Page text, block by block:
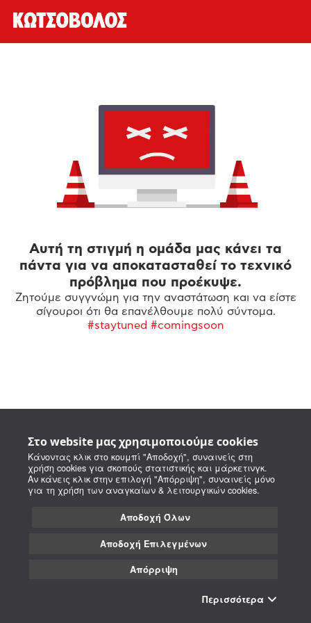
Στο website μας χρησιμοποιούμε cookies
Κάνοντας κλικ στο κουμπί "Αποδοχή", συναινείς στη
χρήση cookies για σκοπούς στατιστικής και μάρκετινγκ.
Αν κάνεις κλικ στην επιλογή "Απόρριψη", συναινείς μόνο
για τη χρήση των αναγκαίων & λειτουργικών cookies.
Αποδοχή Όλων
Αποδοχή Επιλεγμένων
Απόρριψη
Περισσότερα
Αυτή τη στιγμή η ομάδα μας κάνει τα
πάντα για να αποκατασταθεί το τεχνικό
πρόβλημα που προέκυψε.
Ζητούμε συγγνώμη για την αναστάτωση και να είστε
σίγουροι ότι θα επανέλθουμε πολύ σύντομα.
#staytuned #comingsoon